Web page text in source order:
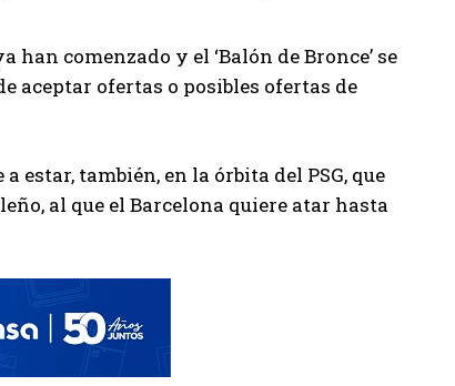
comenzado y el ‘Balón de Bronce’ se
aceptar ofertas o posibles ofertas de
estar, también, en la órbita del PSG, que
al que el Barcelona quiere atar hasta